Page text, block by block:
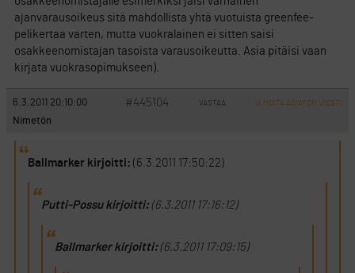
ajanvarausoikeus sitä mahdollista yhtä vuotuista greenfee-
pelikertaa varten, mutta vuokralainen ei sitten saisi
osakkeenomistajan tasoista varausoikeutta. Asia pitäisi vaan
kirjata vuokrasopimukseen).
6.3.2011 20:10:00 #445104 VASTAA ILMOITA ASIATON VIESTI
Nimetön
Ballmarker kirjoitti: (6.3.2011 17:50:22)
Putti-Possu kirjoitti:(6.3.2011 17:16:12)
Ballmarker kirjoitti:(6.3.2011 17:09:15)